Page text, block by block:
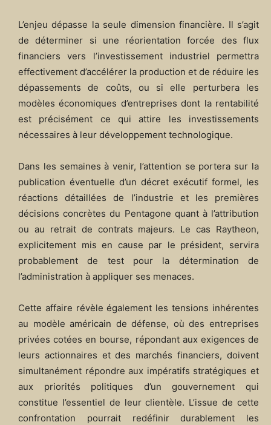
L’enjeu dépasse la seule dimension financière. Il s’agit
de déterminer si une réorientation forcée des flux
financiers vers l’investissement industriel permettra
effectivement d’accélérer la production et de réduire les
dépassements de coûts, ou si elle perturbera les
modèles économiques d’entreprises dont la rentabilité
est précisément ce qui attire les investissements
nécessaires à leur développement technologique.
Dans les semaines à venir, l’attention se portera sur la
publication éventuelle d’un décret exécutif formel, les
réactions détaillées de l’industrie et les premières
décisions concrètes du Pentagone quant à l’attribution
ou au retrait de contrats majeurs. Le cas Raytheon,
explicitement mis en cause par le président, servira
probablement de test pour la détermination de
l’administration à appliquer ses menaces.
Cette affaire révèle également les tensions inhérentes
au modèle américain de défense, où des entreprises
privées cotées en bourse, répondant aux exigences de
leurs actionnaires et des marchés financiers, doivent
simultanément répondre aux impératifs stratégiques et
aux priorités politiques d’un gouvernement qui
constitue l’essentiel de leur clientèle. L’issue de cette
confrontation pourrait redéfinir durablement les